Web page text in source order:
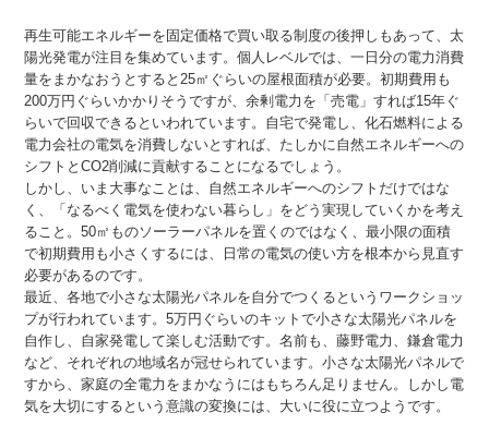
再生可能エネルギーを固定価格で買い取る制度の後押しもあって、太
陽光発電が注目を集めています。個人レベルでは、一日分の電力消費
量をまかなおうとすると25㎡ぐらいの屋根面積が必要。初期費用も
200万円ぐらいかかりそうですが、余剰電力を「売電」すれば15年ぐ
らいで回収できるといわれています。自宅で発電し、化石燃料による
電力会社の電気を消費しないとすれば、たしかに自然エネルギーへの
シフトとCO2削減に貢献することになるでしょう。
しかし、いま大事なことは、自然エネルギーへのシフトだけではな
く、「なるべく電気を使わない暮らし」をどう実現していくかを考え
ること。50㎡ものソーラーパネルを置くのではなく、最小限の面積
で初期費用も小さくするには、日常の電気の使い方を根本から見直す
必要があるのです。
最近、各地で小さな太陽光パネルを自分でつくるというワークショッ
プが行われています。5万円ぐらいのキットで小さな太陽光パネルを
自作し、自家発電して楽しむ活動です。名前も、藤野電力、鎌倉電力
など、それぞれの地域名が冠せられています。小さな太陽光パネルで
すから、家庭の全電力をまかなうにはもちろん足りません。しかし電
気を大切にするという意識の変換には、大いに役に立つようです。